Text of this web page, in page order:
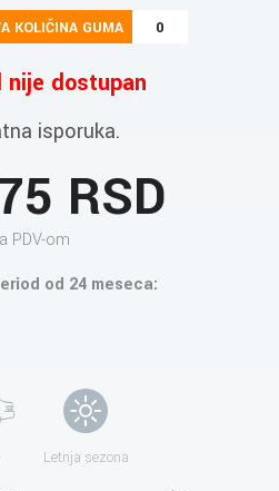
KOLIČINA GUMA 0
nije dostupan
isporuka.
RSD
PDV-om
od 24 meseca:
Letnja sezona